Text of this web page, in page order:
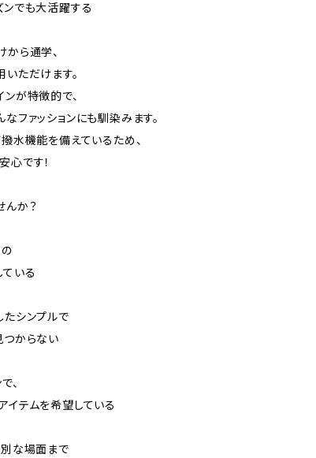
ンでも大活躍する
ら通学、
ただけます。
が特徴的で、
ファッションにも馴染みます。
水機能を備えているため、
心です！
んか？
いる
たシンプルで
つからない
、
イテムを希望している
別な場面まで